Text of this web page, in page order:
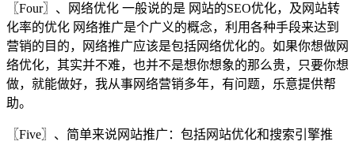
〖Four〗、网络优化 一般说的是 网站的SEO优化，及网站转
化率的优化 网络推广是个广义的概念，利用各种手段来达到
营销的目的，网络推广应该是包括网络优化的。如果你想做网
络优化，其实并不难，也并不是想你想象的那么贵，只要你想
做，就能做好，我从事网络营销多年，有问题，乐意提供帮
助。
〖Five〗、简单来说网站推广：包括网站优化和搜索引擎推